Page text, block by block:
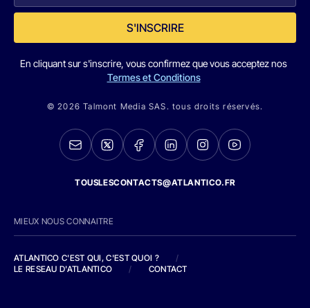
S'INSCRIRE
En cliquant sur s'inscrire, vous confirmez que vous acceptez nos
Termes et Conditions
© 2026 Talmont Media SAS. tous droits réservés.
TOUSLESCONTACTS@ATLANTICO.FR
MIEUX NOUS CONNAITRE
ATLANTICO C'EST QUI, C'EST QUOI ?
/
LE RESEAU D'ATLANTICO
/ CONTACT